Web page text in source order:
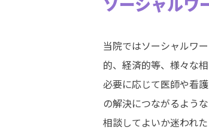
当院ではソーシャルワ
的、経済的等、様々な相
必要に応じて医師や看
の解決につながるよう
相談してよいか迷われ